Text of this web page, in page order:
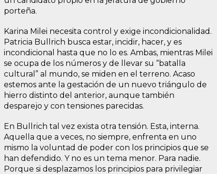
porteña.
Karina Milei necesita control y exige incondicionalidad.
Patricia Bullrich busca estar, incidir, hacer, y es
incondicional hasta que no lo es. Ambas, mientras Milei
se ocupa de los números y de llevar su “batalla
cultural” al mundo, se miden en el terreno. Acaso
estemos ante la gestación de un nuevo triángulo de
hierro distinto del anterior, aunque también
desparejo y con tensiones parecidas.
En Bullrich tal vez exista otra tensión. Esta, interna.
Aquella que a veces, no siempre, enfrenta en uno
mismo la voluntad de poder con los principios que se
han defendido. Y no es un tema menor. Para nadie.
Porque si desplazamos los principios para privilegiar